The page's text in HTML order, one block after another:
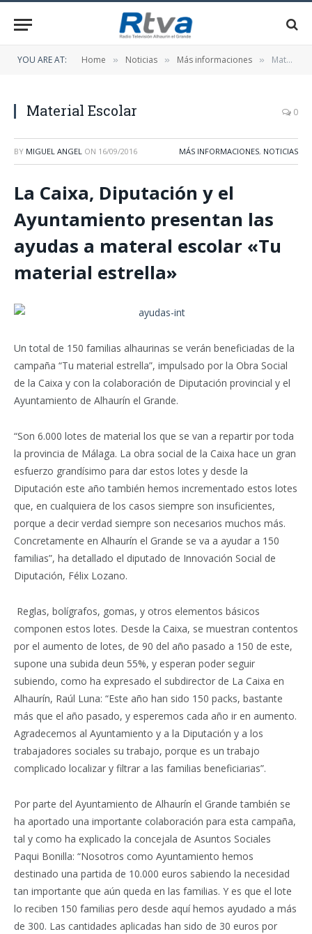
YOU ARE AT: Home » Noticias » Más informaciones » Material Escolar
Material Escolar 0
BY MIGUEL ANGEL ON 16/09/2016 MÁS INFORMACIONES, NOTICIAS
La Caixa, Diputación y el
Ayuntamiento presentan las
ayudas a materal escolar «Tu
material estrella»
Un total de 150 familias alhaurinas se verán beneficiadas de la
campaña “Tu material estrella”, impulsado por la Obra Social
de la Caixa y con la colaboración de Diputación provincial y el
Ayuntamiento de Alhaurín el Grande.
“Son 6.000 lotes de material los que se van a repartir por toda
la provincia de Málaga. La obra social de la Caixa hace un gran
esfuerzo grandísimo para dar estos lotes y desde la
Diputación este año también hemos incrementado estos lotes
que, en cualquiera de los casos siempre son insuficientes,
porque a decir verdad siempre son necesarios muchos más.
Concretamente en Alhaurín el Grande se va a ayudar a 150
familias”, ha detallado el diputado de Innovación Social de
Diputación, Félix Lozano.
Reglas, bolígrafos, gomas, y otros elementos básicos
componen estos lotes. Desde la Caixa, se muestran contentos
por el aumento de lotes, de 90 del año pasado a 150 de este,
supone una subida deun 55%, y esperan poder seguir
subiendo, como ha expresado el subdirector de La Caixa en
Alhaurín, Raúl Luna: “Este año han sido 150 packs, bastante
más que el año pasado, y esperemos cada año ir en aumento.
Agradecemos al Ayuntamiento y a la Diputación y a los
trabajadores sociales su trabajo, porque es un trabajo
complicado localizar y filtrar a las familias beneficiarias”.
Por parte del Ayuntamiento de Alhaurín el Grande también se
ha aportado una importante colaboración para esta campaña,
tal y como ha explicado la concejala de Asuntos Sociales
Paqui Bonilla: “Nosotros como Ayuntamiento hemos
destinado una partida de 10.000 euros sabiendo la necesidad
tan importante que aún queda en las familias. Y es que el lote
lo reciben 150 familias pero desde aquí hemos ayudado a más
de 300. Las cantidades aplicadas han sido de 30 euros por